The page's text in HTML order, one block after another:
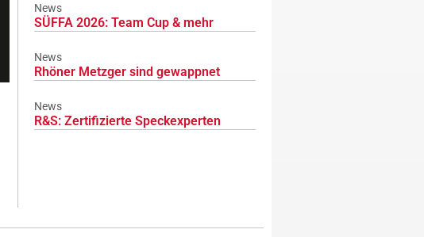
News
SÜFFA 2026: Team Cup & mehr
News
Rhöner Metzger sind gewappnet
News
R&S: Zertifizierte Speckexperten